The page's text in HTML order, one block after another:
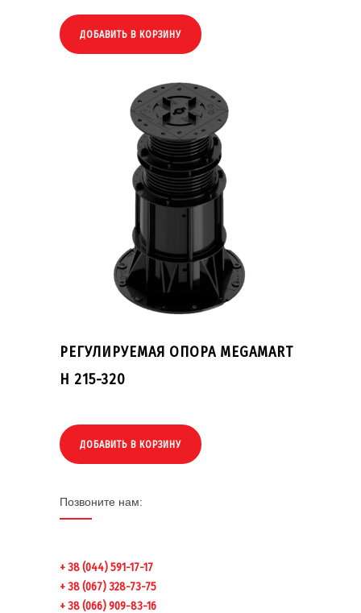
ДОБАВИТЬ В КОРЗИНУ
РЕГУЛИРУЕМАЯ ОПОРА MEGAMART
H 215-320
ДОБАВИТЬ В КОРЗИНУ
Позвоните нам:
+ 38 (044) 591-17-17
+ 38 (067) 328-73-75
+ 38 (066) 909-83-16